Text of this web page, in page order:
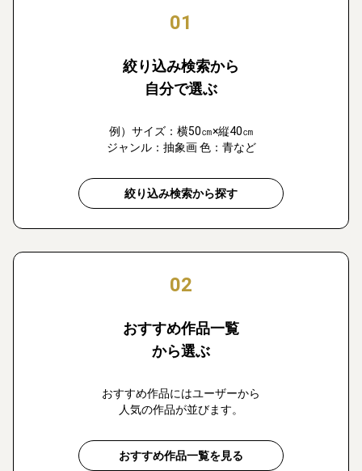
01
絞り込み検索から
自分で選ぶ
例）サイズ：横50㎝×縦40㎝
ジャンル：抽象画 色：青など
絞り込み検索から探す
02
おすすめ作品一覧
から選ぶ
おすすめ作品にはユーザーから
人気の作品が並びます。
おすすめ作品一覧を見る